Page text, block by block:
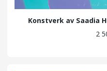
Konstverk av Saadia
2